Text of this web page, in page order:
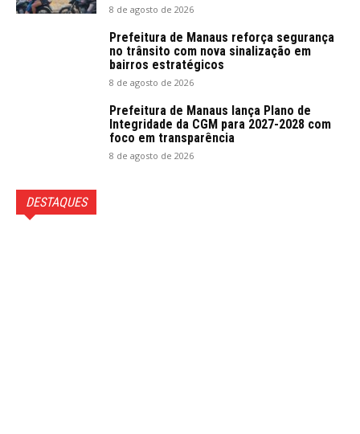
8 de agosto de 2026
Prefeitura de Manaus reforça segurança
no trânsito com nova sinalização em
bairros estratégicos
8 de agosto de 2026
Prefeitura de Manaus lança Plano de
Integridade da CGM para 2027-2028 com
foco em transparência
8 de agosto de 2026
DESTAQUES